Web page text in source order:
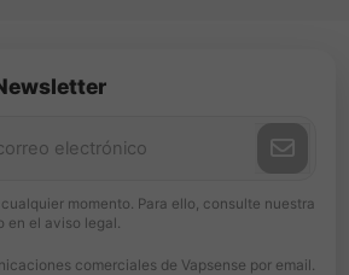
momento. Para ello, consulte nuestra
el aviso legal.
comerciales de Vapsense por email.